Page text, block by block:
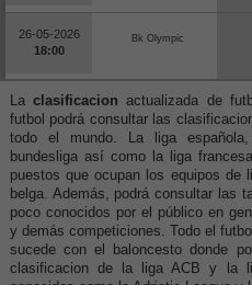
26-05-2026
18:00
Bk Olympic
Laclasificacion actualizada de
futbol podrá consultar las
todo el mundo. La liga
bundesliga así como la liga
puestos que ocupan los equipos de
belga. Además, podrá consultar las
poco conocidos por el público en
y demás competiciones. Todo el
sucede con el baloncesto donde
clasificacion de la liga ACB y la